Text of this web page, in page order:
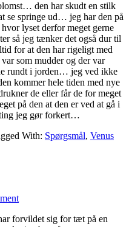
den har skudt en stilk
se springe ud… jeg har den på
lyset derfor meget gerne
så jeg tænker det også dur til
for at den har rigeligt med
som mudder og der var
rundt i jorden… jeg ved ikke
kommer hele tiden med nye
de eller får de for meget
på den at den er ved at gå i
jeg gør forkert…
With: Spørgsmål, Venus
forvildet sig for tæt på en